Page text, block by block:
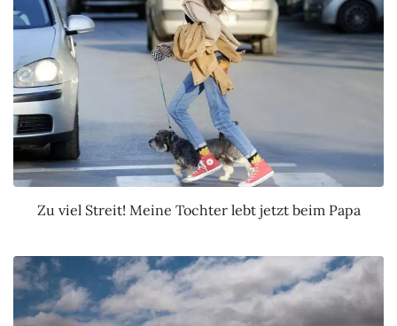
Zu viel Streit! Meine Tochter lebt jetzt beim Papa